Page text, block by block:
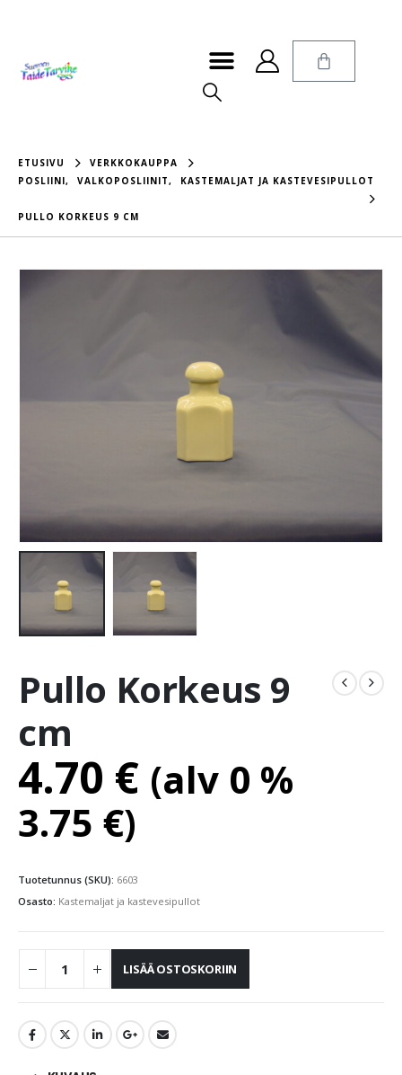
ETUSIVU
VERKKOKAUPPA
POSLIINI, VALKOPOSLIINIT, KASTEMALJAT JA KASTEVESIPULLOT
PULLO KORKEUS 9 CM
Pullo Korkeus 9
cm
4.70 € (alv 0 %
3.75 €)
Tuotetunnus (SKU): 6603
Osasto: Kastemaljat ja kastevesipullot
LISÄÄ OSTOSKORIIN